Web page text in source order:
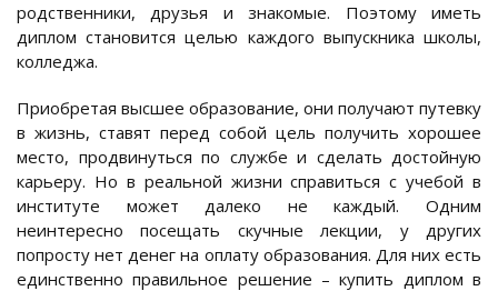
родственники, друзья и знакомые. Поэтому иметь
диплом становится целью каждого выпускника школы,
колледжа.
Приобретая высшее образование, они получают путевку
в жизнь, ставят перед собой цель получить хорошее
место, продвинуться по службе и сделать достойную
карьеру. Но в реальной жизни справиться с учебой в
институте может далеко не каждый. Одним
неинтересно посещать скучные лекции, у других
попросту нет денег на оплату образования. Для них есть
единственно правильное решение – купить диплом в